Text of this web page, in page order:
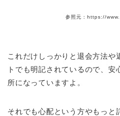
参照元：https://
これだけしっかりと退会方法や
トでも明記されているので、
所になっていますよ。
それでも心配という方やもっと